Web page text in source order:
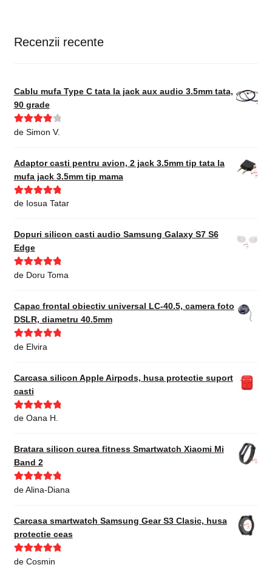
Recenzii recente
Cablu mufa Type C tata la jack aux audio 3.5mm tata,
90 grade
Evaluat la
de Simon V.
Adaptor casti pentru avion, 2 jack 3.5mm tip tata la
mufa jack 3.5mm tip mama
Evaluat la5
de Iosua Tatar
Dopuri silicon casti audio Samsung Galaxy S7 S6
Edge
Evaluat la5
de Doru Toma
Capac frontal obiectiv universal LC-40.5, camera foto
DSLR, diametru 40.5mm
Evaluat la
de Elvira
Carcasa silicon Apple Airpods, husa protectie suport
casti
Evaluat la5
de Oana H.
Bratara silicon curea fitness Smartwatch Xiaomi Mi
Band 2
Evaluat la5
de Alina-Diana
Carcasa smartwatch Samsung Gear S3 Clasic, husa
protectie ceas
Evaluat la5
de Cosmin